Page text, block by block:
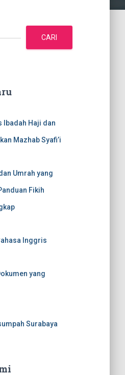
CARI
Ibadah Haji dan
Mazhab Syafi’i
Umrah yang
Fikih
Inggris
yang
Surabaya